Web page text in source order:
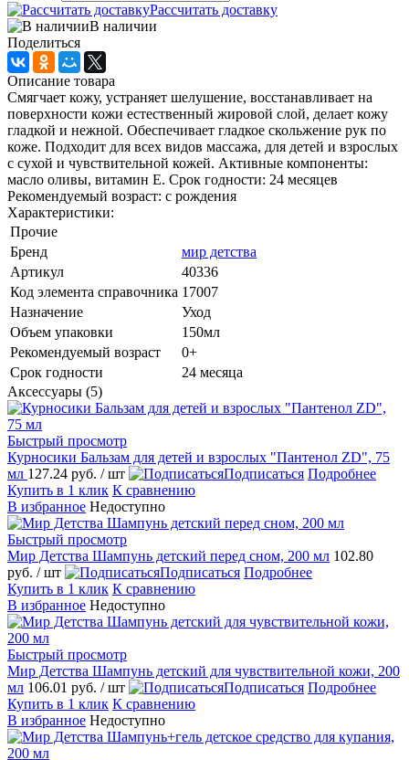
Рассчитать доставку
В наличии
Поделиться
Описание товара
Смягчает кожу, устраняет шелушение, восстанавливает на
поверхности кожи естественный жировой слой, делает кожу
гладкой и нежной. Обеспечивает гладкое скольжение рук по
коже. Подходит для всех видов массажа, для детей и взрослых
с сухой и чувствительной кожей. Активные компоненты:
масло оливы, витамин Е. Срок годности: 24 месяцев
Рекомендуемый возраст: с рождения
Характеристики:
Прочие
Бренд
мир детства
Артикул
40336
Код элемента справочника 17007
Назначение
Уход
Объем упаковки
150мл
Рекомендуемый возраст
0+
Срок годности
24 месяца
Аксессуары (5)
Быстрый просмотр
Курносики Бальзам для детей и взрослых "Пантенол ZD", 75
мл 127.24 руб. / шт Подписаться Подробнее
Купить в 1 клик К сравнению
В избранное Недоступно
Быстрый просмотр
Мир Детства Шампунь детский перед сном, 200 мл 102.80
руб. / шт Подписаться Подробнее
Купить в 1 клик К сравнению
В избранное Недоступно
Быстрый просмотр
Мир Детства Шампунь детский для чувствительной кожи, 200
мл 106.01 руб. / шт Подписаться Подробнее
Купить в 1 клик К сравнению
В избранное Недоступно